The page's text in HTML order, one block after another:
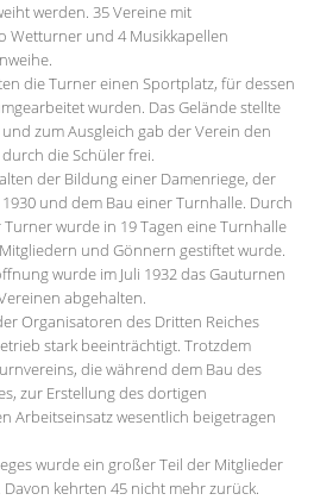
werden. 35 Vereine mit
Wetturner und 4 Musikkapellen
die Turner einen Sportplatz, für dessen
wurden. Das Gelände stellte
zum Ausgleich gab der Verein den
die Schüler frei.
der Bildung einer Damenriege, der
und dem Bau einer Turnhalle. Durch
wurde in 19 Tagen eine Turnhalle
und Gönnern gestiftet wurde.
wurde im Juli 1932 das Gauturnen
abgehalten.
Organisatoren des Dritten Reiches
stark beeinträchtigt. Trotzdem
die während dem Bau des
zur Erstellung des dortigen
Arbeitseinsatz wesentlich beigetragen
wurde ein großer Teil der Mitglieder
kehrten 45 nicht mehr zurück.